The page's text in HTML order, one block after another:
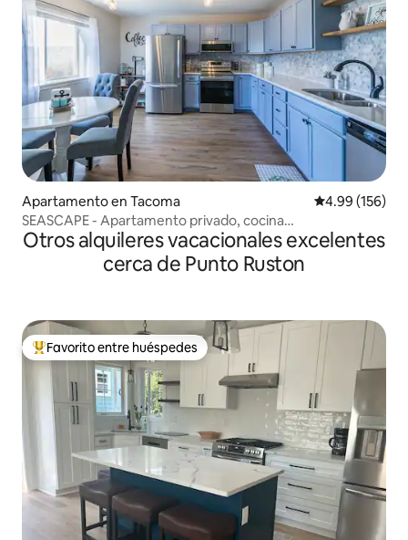
Apartamento en Tacoma Calificación
4.99 (156)
SEASCAPE - Apartamento privado, cocina
completa/lavandería
Otros alquileres vacacionales excelentes
cerca de Punto Ruston
Favorito entre huéspedes preferido
Favorito entre huéspedes